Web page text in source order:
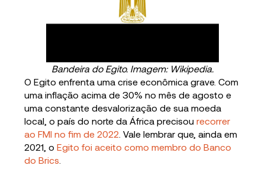
Bandeira do Egito. Imagem: Wikipedia.
O Egito enfrenta uma crise econômica grave. Com
uma inflação acima de 30% no mês de agosto e
uma constante desvalorização de sua moeda
local, o país do norte da África precisourecorrer
ao FMI no fim de 2022 . Vale lembrar que, ainda em
2021, oEgito foi aceito como membro do Banco
do Brics